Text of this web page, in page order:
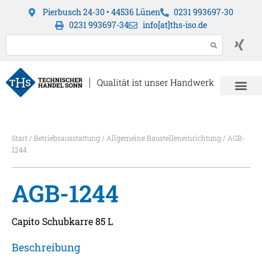
Pierbusch 24-30 • 44536 Lünen
0231 993697-30
0231 993697-34
info[at]ths-iso.de
Start/ Betriebsausstattung/ Allgemeine Baustelleneinrichtung/ AGB-
1244
AGB-1244
Capito Schubkarre 85 L
Beschreibung